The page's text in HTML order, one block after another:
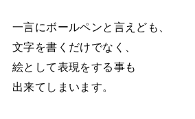
一言にボールペンと言えども、
文字を書くだけでなく、
絵として表現をする事も
出来てしまいます。